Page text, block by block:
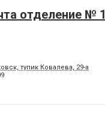
отделение № 1
тупик Ковалева, 29-а